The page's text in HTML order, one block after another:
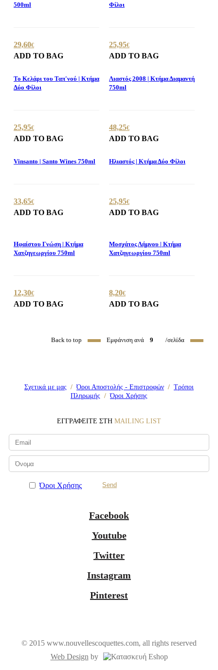
500ml
29,60€
ADD TO BAG
Φίλοι
25,95€
ADD TO BAG
Το Κελάρι του Ταπ'νού | Κτήμα
Δύο Φίλοι
25,95€
ADD TO BAG
Λιαστός 2008 | Κτήμα Διαμαντή
750ml
48,25€
ADD TO BAG
Vinsanto | Santo Wines 750ml
33,65€
ADD TO BAG
Ηλιαστός | Κτήμα Δύο Φίλοι
25,95€
ADD TO BAG
Ηφαίστου Γνώση | Κτήμα
Χατζηγεωργίου 750ml
12,30€
ADD TO BAG
Μοσχάτος Λήμνου | Κτήμα
Χατζηγεωργίου 750ml
8,20€
ADD TO BAG
Back to top Εμφάνιση ανά 9 /σελίδα
Σχετικά με μας /Όροι Αποστολής - Επιστροφών / Τρόποι
Πληρωμής /Όροι Χρήσης
ΕΓΓΡΑΦΕΙΤΕ ΣΤΗ MAILING LIST
Όροι Χρήσης
Facebook
Youtube
Twitter
Instagram
Pinterest
© 2015 www.nouvellescoquettes.com, all rights reserved
Web Design by